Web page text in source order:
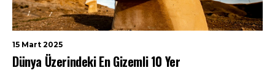
15 Mart 2025
Dünya Üzerindeki En Gizemli 10 Yer